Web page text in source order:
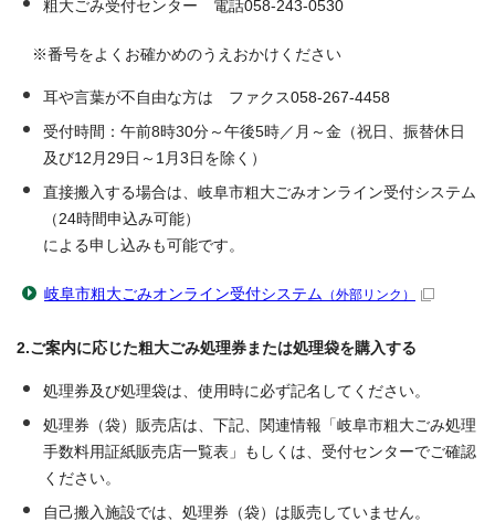
粗大ごみ受付センター 電話058-243-0530
※番号をよくお確かめのうえおかけください
耳や言葉が不自由な方は ファクス058-267-4458
受付時間：午前8時30分～午後5時／月～金（祝日、振替休日
及び12月29日～1月3日を除く）
直接搬入する場合は、岐阜市粗大ごみオンライン受付システム
（24時間申込み可能）
による申し込みも可能です。
岐阜市粗大ごみオンライン受付システム （外部リンク）
2.ご案内に応じた粗大ごみ処理券または処理袋を購入する
処理券及び処理袋は、使用時に必ず記名してください。
処理券（袋）販売店は、下記、関連情報「岐阜市粗大ごみ処理
手数料用証紙販売店一覧表」もしくは、受付センターでご確認
ください。
自己搬入施設では、処理券（袋）は販売していません。